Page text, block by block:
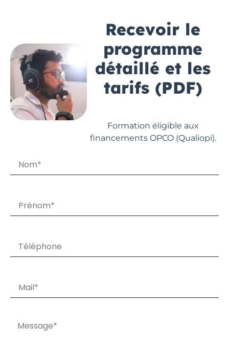
Recevoir le
programme
détaillé et les
tarifs (PDF)
Formation éligible aux
financements OPCO (Qualiopi).